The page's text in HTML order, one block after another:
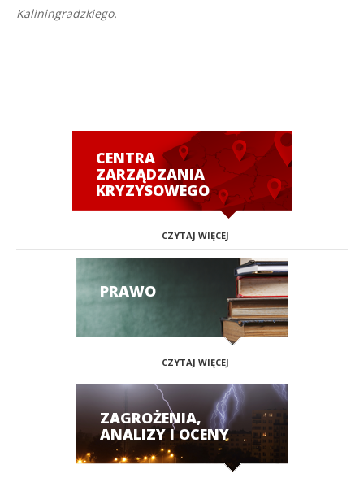
Kaliningradzkiego.
CENTRA
ZARZĄDZANIA
KRYZYSOWEGO
CZYTAJ WIĘCEJ
PRAWO
CZYTAJ WIĘCEJ
ZAGROŻENIA,
ANALIZY I OCENY